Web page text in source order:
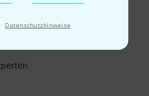
Datenschutzhinweise